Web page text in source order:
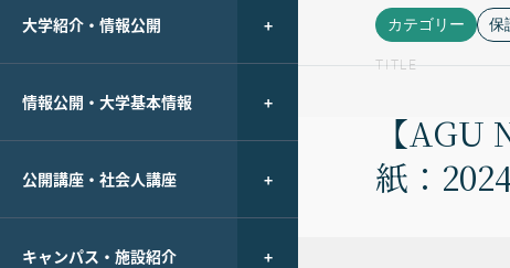
大学紹介・情報公開
情報公開・大学基本情報
公開講座・社会人講座
キャンパス・施設紹介
カテゴリー 保
TITLE
【
紙：